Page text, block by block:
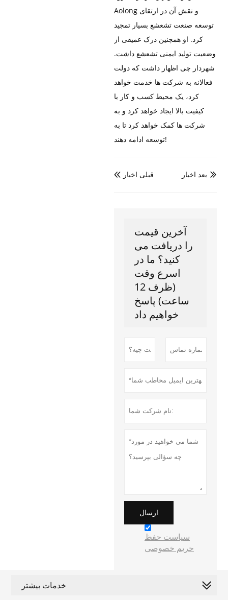
Aolong و نقش آن در ارتقای
توسعه صنعت تشعشع بسیار تمجید
کرد. او همچنین درک عمیقی از
وضعیت تولید ایمنی تشعشع داشت.
شهردار چی اظهار داشت که دولت
فعالانه به شرکت ها خدمت خواهد
کرد، یک محیط کسب و کار با
کیفیت بالا ایجاد خواهد کرد و به
شرکت ها کمک خواهد کرد تا به
توسعه ادامه دهند!
 قبلی اخبار  بعد اخبار
آخرین قیمت
را دریافت می
کنید؟ ما در
اسرع وقت
(ظرف 12
ساعت) پاسخ
خواهیم داد
ارسال
سیاست حفظ
حریم خصوصی
خدمات بیشتر